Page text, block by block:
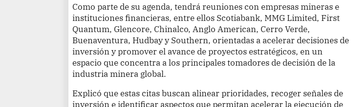
Como parte de su agenda, tendrá reuniones con empresas mineras e
instituciones financieras, entre ellos Scotiabank, MMG Limited, First
Quantum, Glencore, Chinalco, Anglo American, Cerro Verde,
Buenaventura, Hudbay y Southern, orientadas a acelerar decisiones de
inversión y promover el avance de proyectos estratégicos, en un
espacio que concentra a los principales tomadores de decisión de la
industria minera global.
Explicó que estas citas buscan alinear prioridades, recoger señales de
inversión e identificar aspectos que permitan acelerar la ejecución de